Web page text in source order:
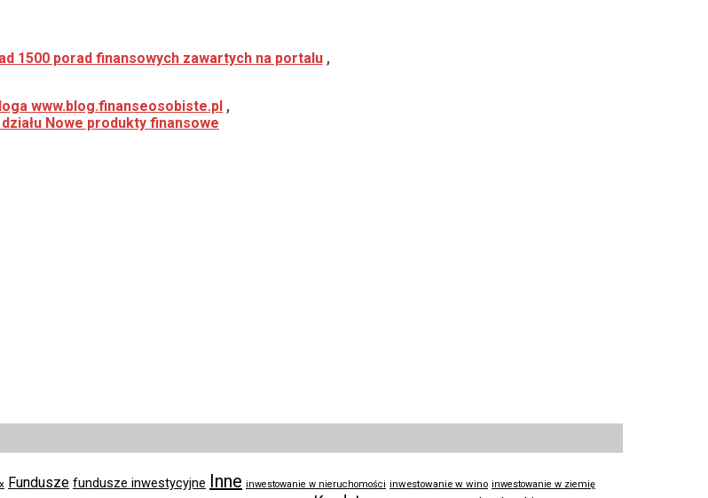
1500 porad finansowych zawartych na portalu,
www.blog.finanseosobiste.pl ,
działu Nowe produkty finansowe
Fundusze fundusze inwestycyjne Inne inwestowanie w nieruchomości inwestowanie w wino inwestowanie w ziemię